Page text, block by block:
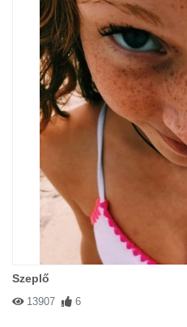
Szeplő
13907 6